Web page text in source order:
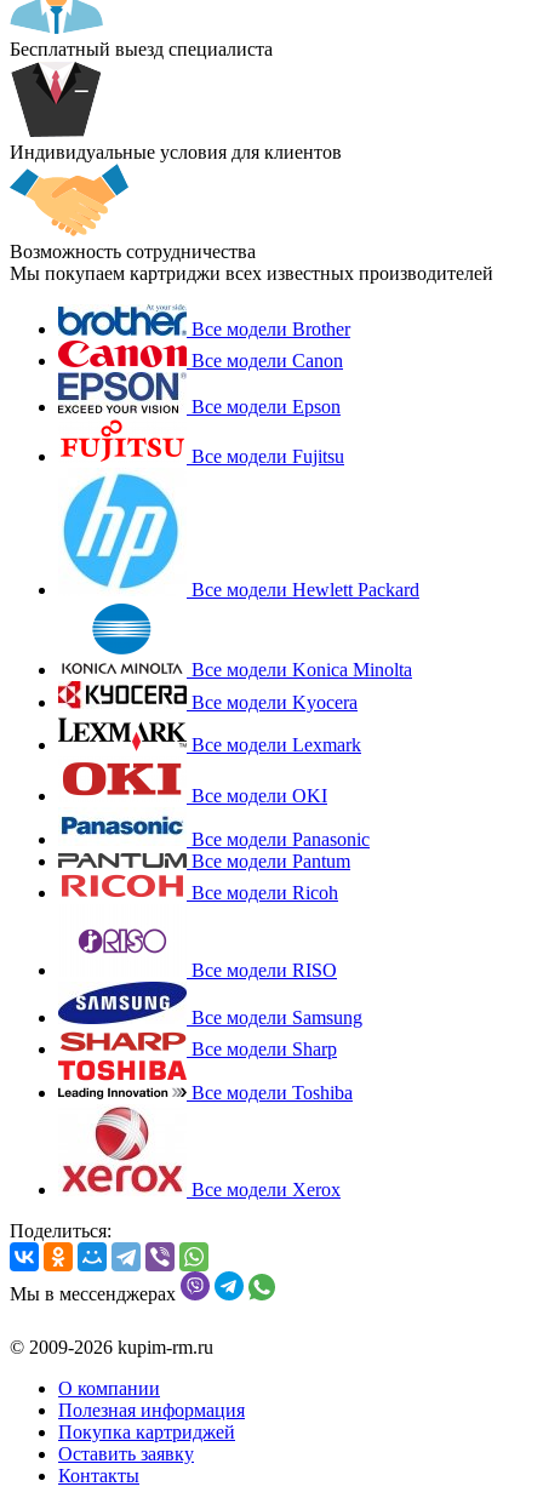
Бесплатный выезд специалиста
Индивидуальные условия для клиентов
Возможность сотрудничества
Мы покупаем картриджи всех известных производителей
Все модели Brother
Все модели Canon
Все модели Epson
Все модели Fujitsu
Все модели Hewlett Packard
Все модели Konica Minolta
Все модели Kyocera
Все модели Lexmark
Все модели OKI
Все модели Panasonic
Все модели Pantum
Все модели Ricoh
Все модели RISO
Все модели Samsung
Все модели Sharp
Все модели Toshiba
Все модели Xerox
Поделиться:
Мы в мессенджерах
© 2009-2026 kupim-rm.ru
О компании
Полезная информация
Покупка картриджей
Оставить заявку
Контакты